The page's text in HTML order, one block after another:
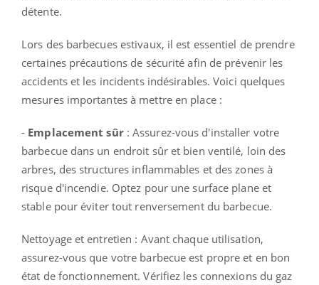
détente.
Lors des barbecues estivaux, il est essentiel de prendre
certaines précautions de sécurité afin de prévenir les
accidents et les incidents indésirables. Voici quelques
mesures importantes à mettre en place :
- Emplacement sûr: Assurez-vous d'installer votre
barbecue dans un endroit sûr et bien ventilé, loin des
arbres, des structures inflammables et des zones à
risque d'incendie. Optez pour une surface plane et
stable pour éviter tout renversement du barbecue.
Nettoyage et entretien : Avant chaque utilisation,
assurez-vous que votre barbecue est propre et en bon
état de fonctionnement. Vérifiez les connexions du gaz